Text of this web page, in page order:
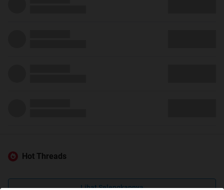
Hot Threads
Lihat Selengkapnya